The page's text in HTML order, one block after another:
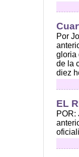
Por
gloria
de la
diez
EL
POR: